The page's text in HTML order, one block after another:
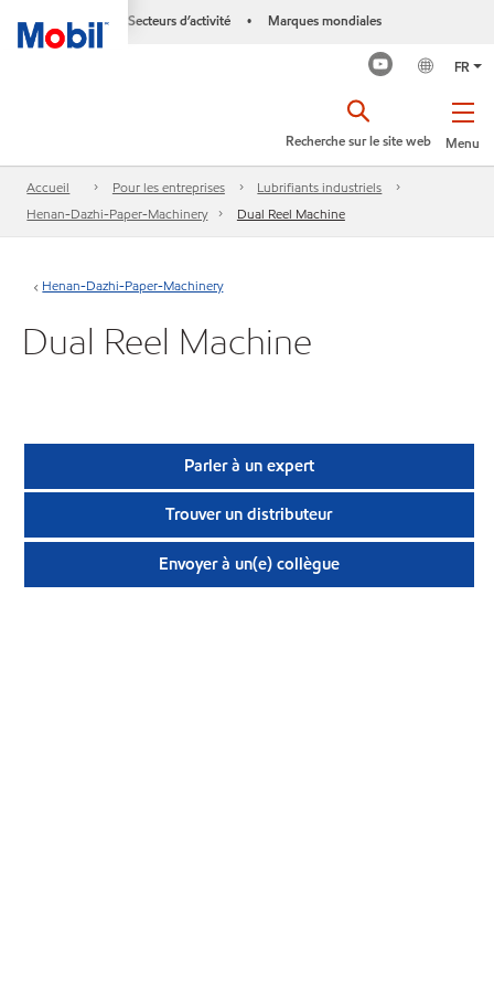
Secteurs d’activité • Marques mondiales
FR
Menu
Recherche sur le site web
Accueil Pour les entreprises
Lubrifiants industriels
Henan-Dazhi-Paper-Machinery
Dual Reel Machine
Henan-Dazhi-Paper-Machinery
Dual Reel Machine
Parler à un expert
Trouver un distributeur
Envoyer à un(e) collègue